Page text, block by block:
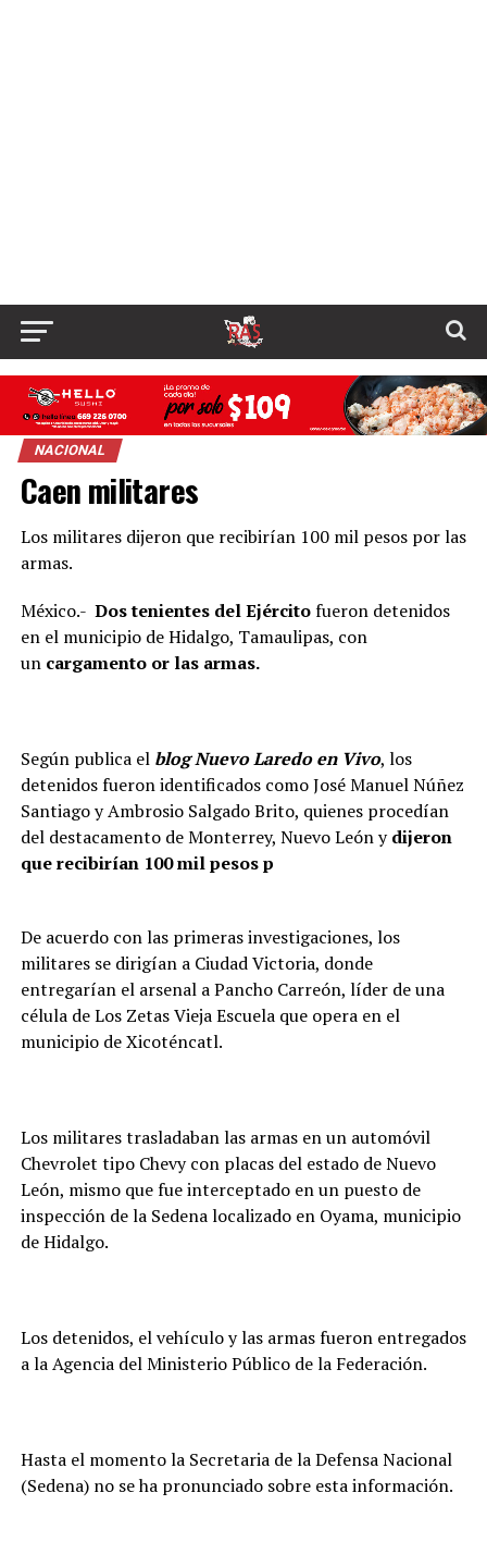
NACIONAL
Caen militares
Los militares dijeron que recibirían 100 mil pesos por las
armas.
México.- Dos tenientes del Ejércitofueron detenidos
en el municipio de Hidalgo, Tamaulipas, con
un cargamento or las armas.
Según publica el blog Nuevo Laredo en Vivo, los
detenidos fueron identificados como José Manuel Núñez
Santiago y Ambrosio Salgado Brito, quienes procedían
del destacamento de Monterrey, Nuevo León ydijeron
que recibirían 100 mil pesos p
De acuerdo con las primeras investigaciones, los
militares se dirigían a Ciudad Victoria, donde
entregarían el arsenal a Pancho Carreón, líder de una
célula de Los Zetas Vieja Escuela que opera en el
municipio de Xicoténcatl.
Los militares trasladaban las armas en un automóvil
Chevrolet tipo Chevy con placas del estado de Nuevo
León, mismo que fue interceptado en un puesto de
inspección de la Sedena localizado en Oyama, municipio
de Hidalgo.
Los detenidos, el vehículo y las armas fueron entregados
a la Agencia del Ministerio Público de la Federación.
Hasta el momento la Secretaria de la Defensa Nacional
(Sedena) no se ha pronunciado sobre esta información.